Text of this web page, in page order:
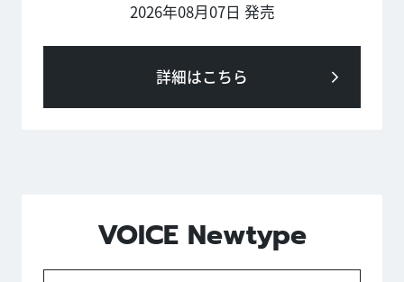
2026年08月07日 発売
詳細はこちら
VOICE Newtype